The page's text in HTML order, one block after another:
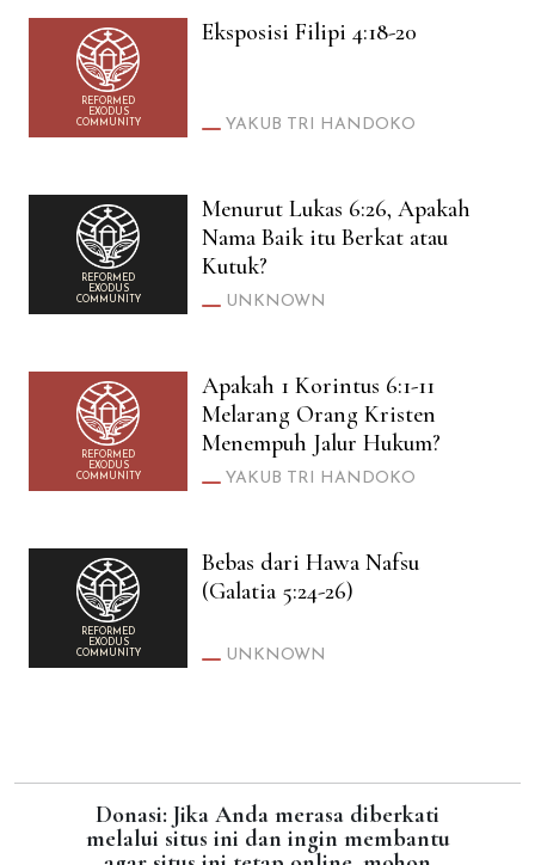
REFORMED
EXODUS
COMMUNITY
Eksposisi Filipi 4:18-20
YAKUB TRI HANDOKO
REFORMED
EXODUS
COMMUNITY
Menurut Lukas 6:26, Apakah
Nama Baik itu Berkat atau
Kutuk?
UNKNOWN
REFORMED
EXODUS
COMMUNITY
Apakah 1 Korintus 6:1-11
Melarang Orang Kristen
Menempuh Jalur Hukum?
YAKUB TRI HANDOKO
REFORMED
EXODUS
COMMUNITY
Bebas dari Hawa Nafsu
(Galatia 5:24-26)
UNKNOWN
Donasi: Jika Anda merasa diberkati
melalui situs ini dan ingin membantu